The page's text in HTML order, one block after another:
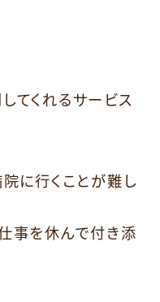
てくれるサービス
に行くことが難し
事を休んで付き添